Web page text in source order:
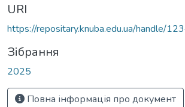
URI
https://repositary.knuba.edu.ua/handle/
Зібрання
2025
Повна інформація про документ